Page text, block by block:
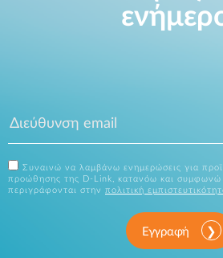
Συναινώ να λαμβάνω ενημερώσεις για
προώθησης της D-Link, κατανόω και συμφωνώ
περιγράφονται στην πολιτική
Εγγραφή